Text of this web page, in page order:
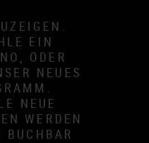
EIN
ODER
NEUES
NEUE
WERDEN
BUCHBAR